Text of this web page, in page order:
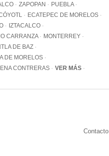
ZAPOPAN
PUEBLA
ECATEPEC DE MORELOS
IZTACALCO
CARRANZA
MONTERREY
DE BAZ
DE MORELOS
CONTRERAS
VER MÁS
Contacto